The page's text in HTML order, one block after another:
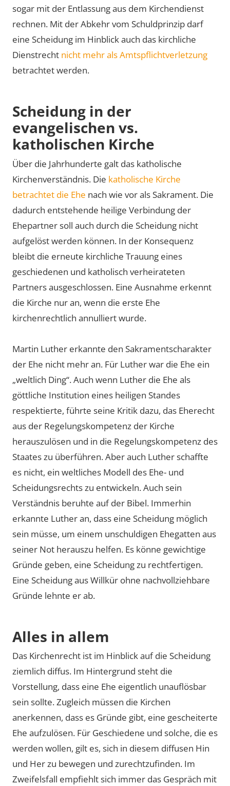
sogar mit der Entlassung aus dem Kirchendienst
rechnen. Mit der Abkehr vom Schuldprinzip darf
eine Scheidung im Hinblick auch das kirchliche
Dienstrecht nicht mehr als Amtspflichtverletzung
betrachtet werden.
Scheidung in der
evangelischen vs.
katholischen Kirche
Über die Jahrhunderte galt das katholische
Kirchenverständnis. Die katholische Kirche
betrachtet die Ehe nach wie vor als Sakrament. Die
dadurch entstehende heilige Verbindung der
Ehepartner soll auch durch die Scheidung nicht
aufgelöst werden können. In der Konsequenz
bleibt die erneute kirchliche Trauung eines
geschiedenen und katholisch verheirateten
Partners ausgeschlossen. Eine Ausnahme erkennt
die Kirche nur an, wenn die erste Ehe
kirchenrechtlich annulliert wurde.
Martin Luther erkannte den Sakramentscharakter
der Ehe nicht mehr an. Für Luther war die Ehe ein
„weltlich Ding“. Auch wenn Luther die Ehe als
göttliche Institution eines heiligen Standes
respektierte, führte seine Kritik dazu, das Eherecht
aus der Regelungskompetenz der Kirche
herauszulösen und in die Regelungskompetenz des
Staates zu überführen. Aber auch Luther schaffte
es nicht, ein weltliches Modell des Ehe- und
Scheidungsrechts zu entwickeln. Auch sein
Verständnis beruhte auf der Bibel. Immerhin
erkannte Luther an, dass eine Scheidung möglich
sein müsse, um einem unschuldigen Ehegatten aus
seiner Not herauszu helfen. Es könne gewichtige
Gründe geben, eine Scheidung zu rechtfertigen.
Eine Scheidung aus Willkür ohne nachvollziehbare
Gründe lehnte er ab.
Alles in allem
Das Kirchenrecht ist im Hinblick auf die Scheidung
ziemlich diffus. Im Hintergrund steht die
Vorstellung, dass eine Ehe eigentlich unauflösbar
sein sollte. Zugleich müssen die Kirchen
anerkennen, dass es Gründe gibt, eine gescheiterte
Ehe aufzulösen. Für Geschiedene und solche, die es
werden wollen, gilt es, sich in diesem diffusen Hin
und Her zu bewegen und zurechtzufinden. Im
Zweifelsfall empfiehlt sich immer das Gespräch mit